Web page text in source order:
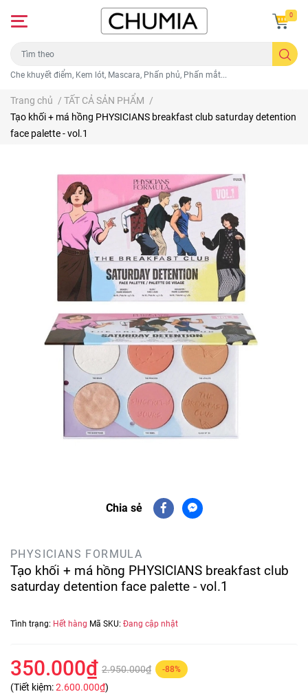
Che khuyết điểm, Kem lót, Mascara, Phấn phủ, Phấn mắt...
0
Trang chủ / TẤT CẢ SẢN PHẨM /
Tạo khối + má hồng PHYSICIANS breakfast club saturday detention
face palette - vol.1
Chia sẻ
PHYSICIANS FORMULA
Tạo khối + má hồng PHYSICIANS breakfast club
saturday detention face palette - vol.1
Tình trạng: Hết hàng Mã SKU: Đang cập nhật
350.000₫ 2.950.000₫ -88%
(Tiết kiệm:2.600.000₫)